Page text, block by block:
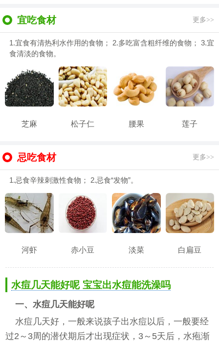
宜吃食材 更多>>
1.宜食有清热利水作用的食物； 2.多吃富含粗纤维的食物； 3.宜
食清淡的食物。
芝麻 松子仁 腰果 莲子
忌吃食材 更多>>
1.忌食辛辣刺激性食物； 2.忌食“发物”。
河虾 赤小豆 淡菜 白扁豆
水痘几天能好呢 宝宝出水痘能洗澡吗
一、水痘几天能好呢
水痘几天好，一般来说孩子出水痘以后，一般要经
过2～3周的潜伏期后才出现症状，3～5天后，水疱渐